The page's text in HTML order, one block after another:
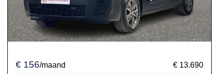
€ 156/maand € 13.690